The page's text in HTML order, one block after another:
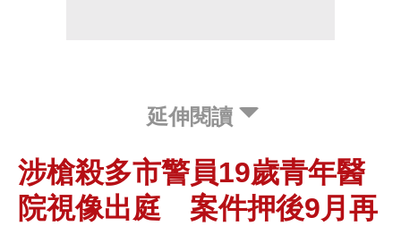
延伸閱讀
涉槍殺多市警員19歲青年醫
院視像出庭 案件押後9月再